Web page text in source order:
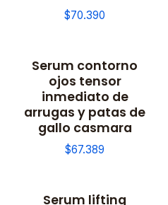
$70.390
Serum contorno
ojos tensor
inmediato de
arrugas y patas de
gallo casmara
$67.389
Serum lifting